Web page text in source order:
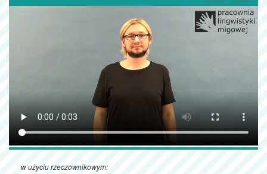
w użyciu rzeczownikowym: